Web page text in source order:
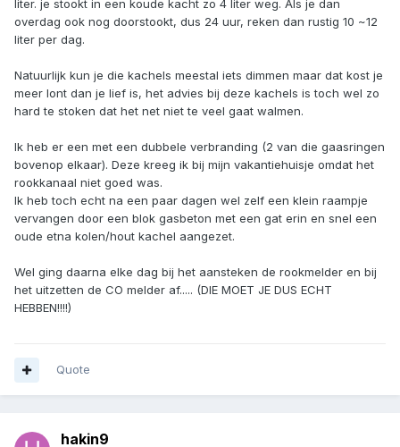
liter. je stookt in een koude kacht zo 4 liter weg. Als je dan
overdag ook nog doorstookt, dus 24 uur, reken dan rustig 10 ~12
liter per dag.
Natuurlijk kun je die kachels meestal iets dimmen maar dat kost je
meer lont dan je lief is, het advies bij deze kachels is toch wel zo
hard te stoken dat het net niet te veel gaat walmen.
Ik heb er een met een dubbele verbranding (2 van die gaasringen
bovenop elkaar). Deze kreeg ik bij mijn vakantiehuisje omdat het
rookkanaal niet goed was.
Ik heb toch echt na een paar dagen wel zelf een klein raampje
vervangen door een blok gasbeton met een gat erin en snel een
oude etna kolen/hout kachel aangezet.
Wel ging daarna elke dag bij het aansteken de rookmelder en bij
het uitzetten de CO melder af..... (DIE MOET JE DUS ECHT
HEBBEN!!!!)
Quote
hakin9